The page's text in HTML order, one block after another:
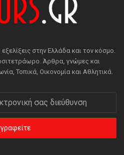
στην Ελλάδα και τον κόσμο.
Άρθρα, γνώμες και
Τοπικά, Οικονομία και Αθλητικά.